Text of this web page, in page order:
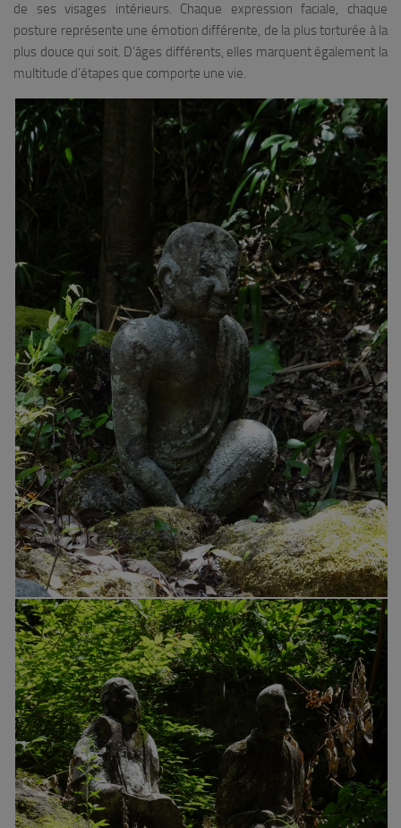
de ses visages intérieurs. Chaque expression faciale, chaque
posture représente une émotion différente, de la plus torturée à la
plus douce qui soit. D’âges différents, elles marquent également la
multitude d’étapes que comporte une vie.